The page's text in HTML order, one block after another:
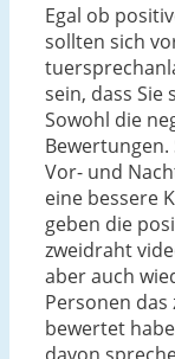
Egal ob
sollten sich
sein, dass Sie
Sowohl die
Bewertungen.
Vor- und
eine bessere
geben die
zweidraht
aber auch
Personen
bewertet